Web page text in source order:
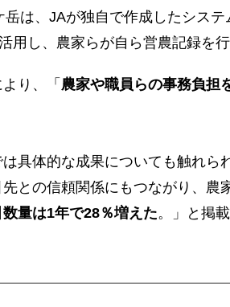
岳は、JAが独自で作成したシステ
用し、農家らが自ら営農記録を
り、「 農家や職員らの事務負担
具体的な成果についても触れら
との信頼関係にもつながり、農
量は1年で28％増えた。」と掲